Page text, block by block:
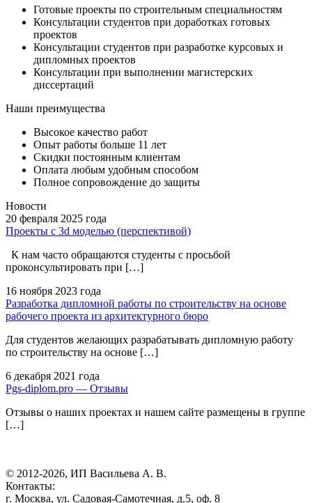
Готовые проекты по строительным специальностям
Консультации студентов при доработках готовых
проектов
Консультации студентов при разработке курсовых и
дипломных проектов
Консультации при выполнении магистерских
диссертаций
Наши преимущества
Высокое качество работ
Опыт работы больше 11 лет
Скидки постоянным клиентам
Оплата любым удобным способом
Полное сопровождение до защиты
Новости
20 февраля 2025 года
Проекты с 3d моделью (перспективой)
К нам часто обращаются студенты с просьбой
проконсультировать при […]
16 ноября 2023 года
Разработка дипломной работы по строительству на основе
рабочего проекта из архитектурного бюро
Для студентов желающих разрабатывать дипломную работу
по строительству на основе […]
6 декабря 2021 года
Pgs-diplom.pro — Отзывы
Отзывы о наших проектах и нашем сайте размещены в группе
[…]
© 2012-2026, ИП Васильева А. В.
Контакты:
г. Москва, ул. Садовая-Самотечная, д.5, оф. 8